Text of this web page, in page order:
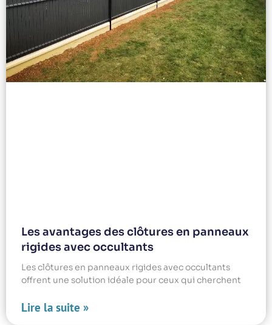
Les avantages des clôtures en panneaux
rigides avec occultants
Les clôtures en panneaux rigides avec occultants
offrent une solution idéale pour ceux qui cherchent
Lire la suite »